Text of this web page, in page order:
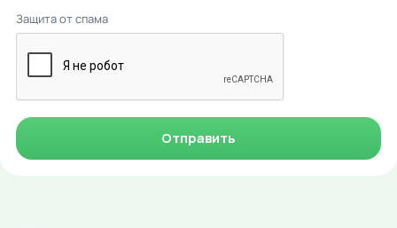
Защита от спама
Отправить